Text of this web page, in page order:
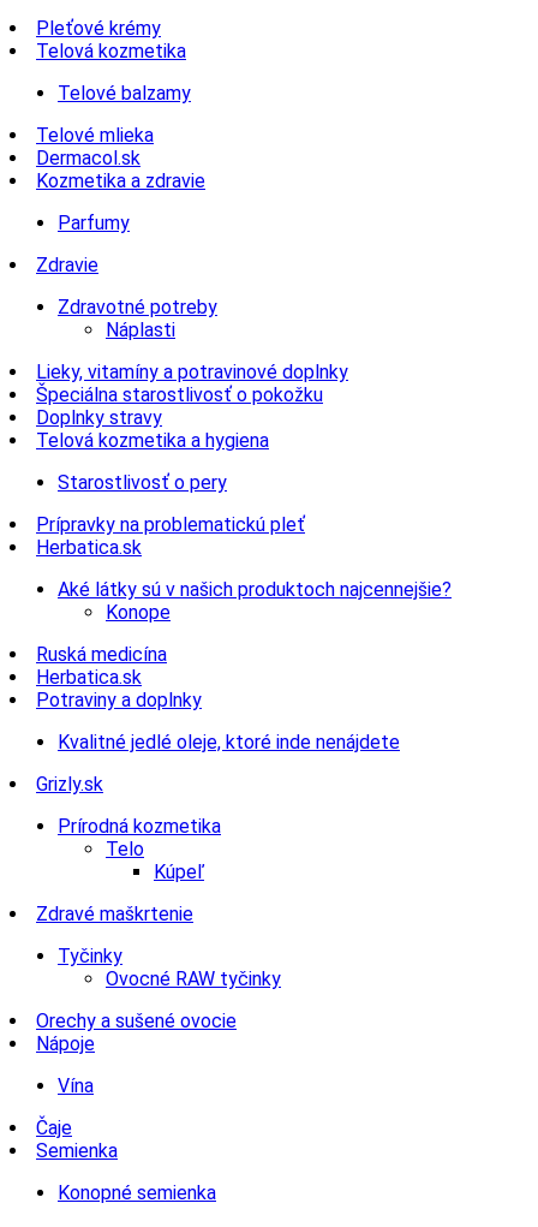
Pleťové krémy
Telová kozmetika
Telové balzamy
Telové mlieka
Dermacol.sk
Kozmetika a zdravie
Parfumy
Zdravie
Zdravotné potreby
Náplasti
Lieky, vitamíny a potravinové doplnky
Špeciálna starostlivosť o pokožku
Doplnky stravy
Telová kozmetika a hygiena
Starostlivosť o pery
Prípravky na problematickú pleť
Herbatica.sk
Aké látky sú v našich produktoch najcennejšie?
Konope
Ruská medicína
Herbatica.sk
Potraviny a doplnky
Kvalitné jedlé oleje, ktoré inde nenájdete
Grizly.sk
Prírodná kozmetika
Telo
Kúpeľ
Zdravé maškrtenie
Tyčinky
Ovocné RAW tyčinky
Orechy a sušené ovocie
Nápoje
Vína
Čaje
Semienka
Konopné semienka